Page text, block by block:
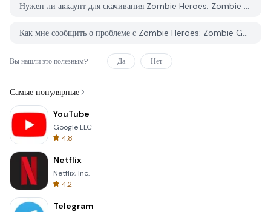
Нужен ли аккаунт для скачивания Zombie Heroes: Zombie Games с PGYER APK HUB?
Как мне сообщить о проблеме с Zombie Heroes: Zombie Games на PGYER APK HUB?
Вы нашли это полезным? Да Нет
Самые популярные
YouTube
Google LLC
4.8
Netflix
Netflix, Inc.
4.2
Telegram